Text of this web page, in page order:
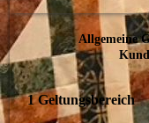
Allgemeine
1 Geltungsbereich